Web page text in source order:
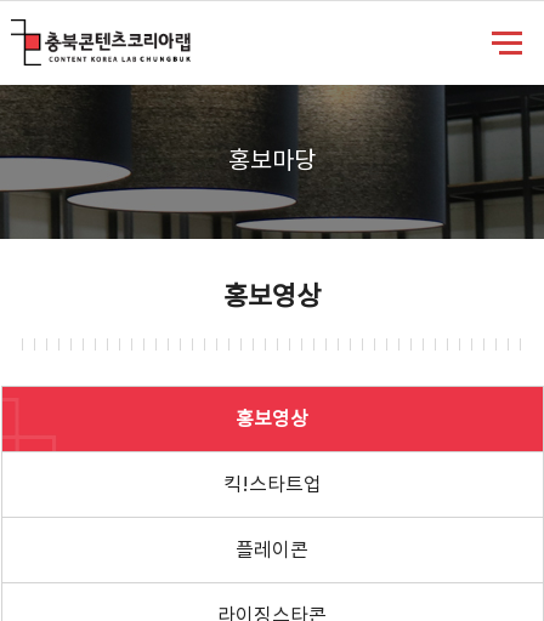
홍보마당
홍보영상
홍보영상
킥!스타트업
플레이콘
라이징스타콘